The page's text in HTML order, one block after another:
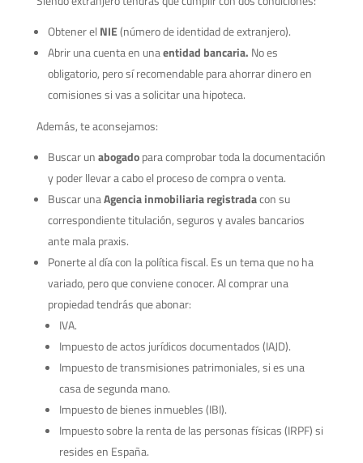
Obtener el NIE(número de identidad de extranjero).
Abrir una cuenta en unaentidad bancaria. No es
obligatorio, pero sí recomendable para ahorrar dinero en
comisiones si vas a solicitar una hipoteca.
Además, te aconsejamos:
Buscar unabogadopara comprobar toda la documentación
y poder llevar a cabo el proceso de compra o venta.
Buscar unaAgencia inmobiliaria registradacon su
correspondiente titulación, seguros y avales bancarios
ante mala praxis.
Ponerte al día con la política fiscal. Es un tema que no ha
variado, pero que conviene conocer. Al comprar una
propiedad tendrás que abonar:
IVA.
Impuesto de actos jurídicos documentados (IAJD).
Impuesto de transmisiones patrimoniales, si es una
casa de segunda mano.
Impuesto de bienes inmuebles (IBI).
Impuesto sobre la renta de las personas físicas (IRPF) si
resides en España.